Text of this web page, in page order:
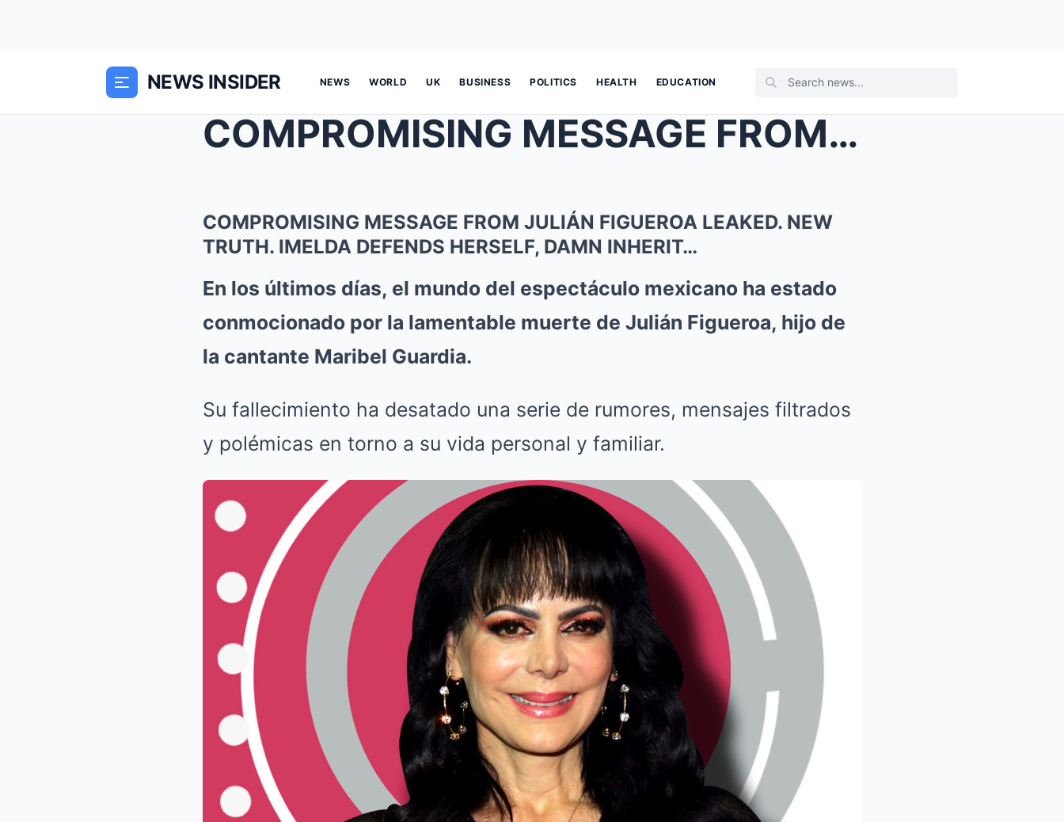
NEWS INSIDER NEWS WORLD UK BUSINESS POLITICS HEALTH EDUCATION
COMPROMISING MESSAGE FROM JULIÁN FIGUEROA LEAKED. ...
COMPROMISING MESSAGE FROM JULIÁN FIGUEROA LEAKED. NEW
TRUTH. IMELDA DEFENDS HERSELF, DAMN INHERIT…
En los últimos días, el mundo del espectáculo mexicano ha estado
conmocionado por la lamentable muerte de Julián Figueroa, hijo de
la cantante Maribel Guardia.
Su fallecimiento ha desatado una serie de rumores, mensajes filtrados
y polémicas en torno a su vida personal y familiar.